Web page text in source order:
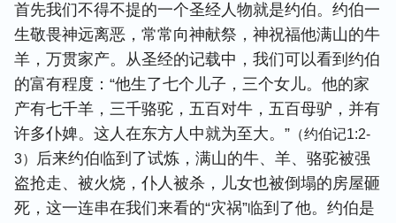
首先我们不得不提的一个圣经人物就是约伯。约伯一
生敬畏神远离恶，常常向神献祭，神祝福他满山的牛
羊，万贯家产。从圣经的记载中，我们可以看到约伯
的富有程度：“他生了七个儿子，三个女儿。他的家
产有七千羊，三千骆驼，五百对牛，五百母驴，并有
许多仆婢。这人在东方人中就为至大。” （约伯记1:2-
3）
后来约伯临到了试炼，满山的牛、羊、骆驼被强
盗抢走、被火烧，仆人被杀，儿女也被倒塌的房屋砸
死，这一连串在我们来看的“灾祸”临到了他。约伯是